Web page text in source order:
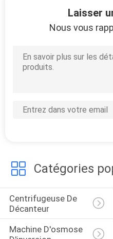
LES
DEVIS
PLAN
DU
SITE
Laisser
Nous vous
Catégories
Centrifugeuse De
Décanteur
Machine D'osmose